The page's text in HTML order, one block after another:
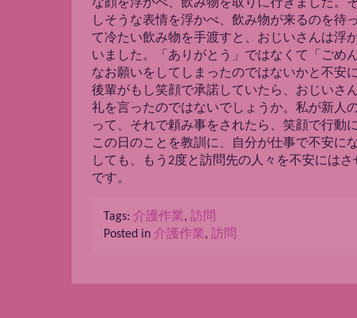
な顔を浮かべ、飲み物を取りに行きました。
しそうな表情を浮かべ、飲み物が来るのを待
て冷たい飲み物を手渡すと、おじいさんは浮
いました。「ありがとう」ではなくて「ごめ
なお願いをしてしまったのではないかと不安
後輩がもし笑顔で承諾していたら、おじいさ
礼を言ったのではないでしょうか。私が新人
って、それで頼み事をされたら、笑顔で行動
この日のことを教訓に、自分が仕事で不安に
しても、もう2度と訪問先の人々を不安には
です。
Tags: 介護作業, 訪問
Posted in 介護作業, 訪問